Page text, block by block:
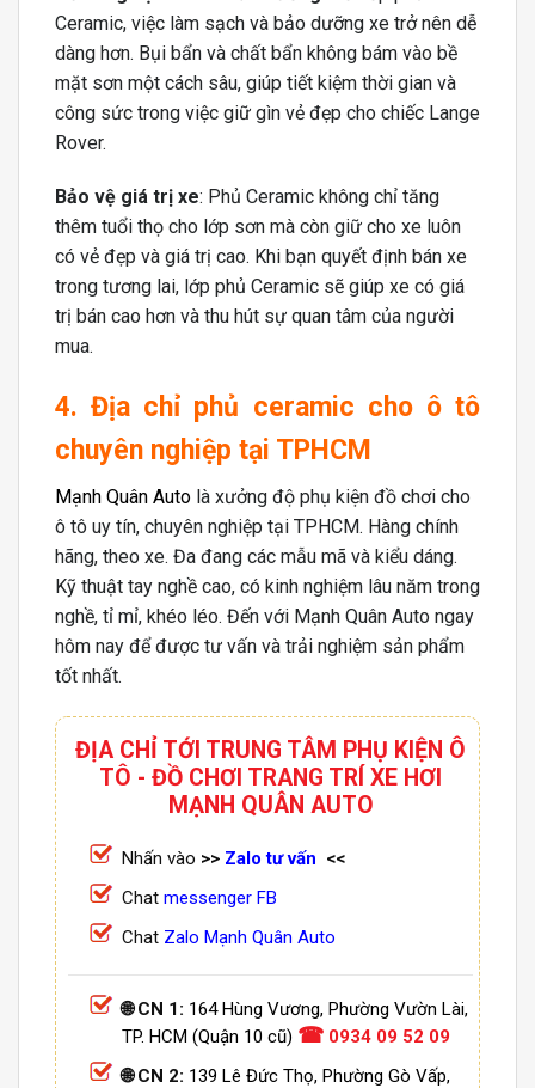
Ceramic, việc làm sạch và bảo dưỡng xe trở nên dễ
dàng hơn. Bụi bẩn và chất bẩn không bám vào bề
mặt sơn một cách sâu, giúp tiết kiệm thời gian và
công sức trong việc giữ gìn vẻ đẹp cho chiếc Lange
Rover.
Bảo vệ giá trị xe: Phủ Ceramic không chỉ tăng
thêm tuổi thọ cho lớp sơn mà còn giữ cho xe luôn
có vẻ đẹp và giá trị cao. Khi bạn quyết định bán xe
trong tương lai, lớp phủ Ceramic sẽ giúp xe có giá
trị bán cao hơn và thu hút sự quan tâm của người
mua.
4. Địa chỉ phủ ceramic cho ô tô
chuyên nghiệp tại TPHCM
Mạnh Quân Auto là xưởng độ phụ kiện đồ chơi cho
ô tô uy tín, chuyên nghiệp tại TPHCM. Hàng chính
hãng, theo xe. Đa đang các mẫu mã và kiểu dáng.
Kỹ thuật tay nghề cao, có kinh nghiệm lâu năm trong
nghề, tỉ mỉ, khéo léo. Đến với Mạnh Quân Auto ngay
hôm nay để được tư vấn và trải nghiệm sản phẩm
tốt nhất.
ĐỊA CHỈ TỚI TRUNG TÂM PHỤ KIỆN Ô
TÔ - ĐỒ CHƠI TRANG TRÍ XE HƠI
MẠNH QUÂN AUTO
Nhấn vào >> Zalo tư vấn <<
Chat messenger FB
Chat Zalo Mạnh Quân Auto
🌐 CN 1: 164 Hùng Vương, Phường Vườn Lài,
TP. HCM (Quận 10 cũ) ☎ 0934 09 52 09
🌐 CN 2: 139 Lê Đức Thọ, Phường Gò Vấp,